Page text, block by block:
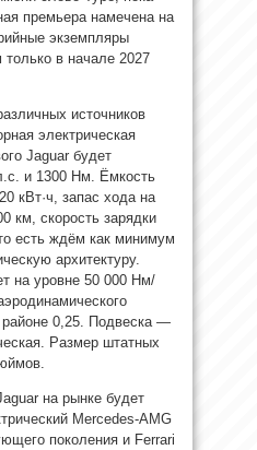
премьера намечена на
экземпляры
только в начале 2027
источников
электрическая
Jaguar будет
и 1300 Нм. Ёмкость
кВт·ч, запас хода на
км, скорость зарядки
есть ждём как минимум
архитектуру.
на уровне 50 000 Нм/
0,25. Подвеска —
Размер штатных
на рынке будет
Mercedes-AMG
поколения и Ferrari